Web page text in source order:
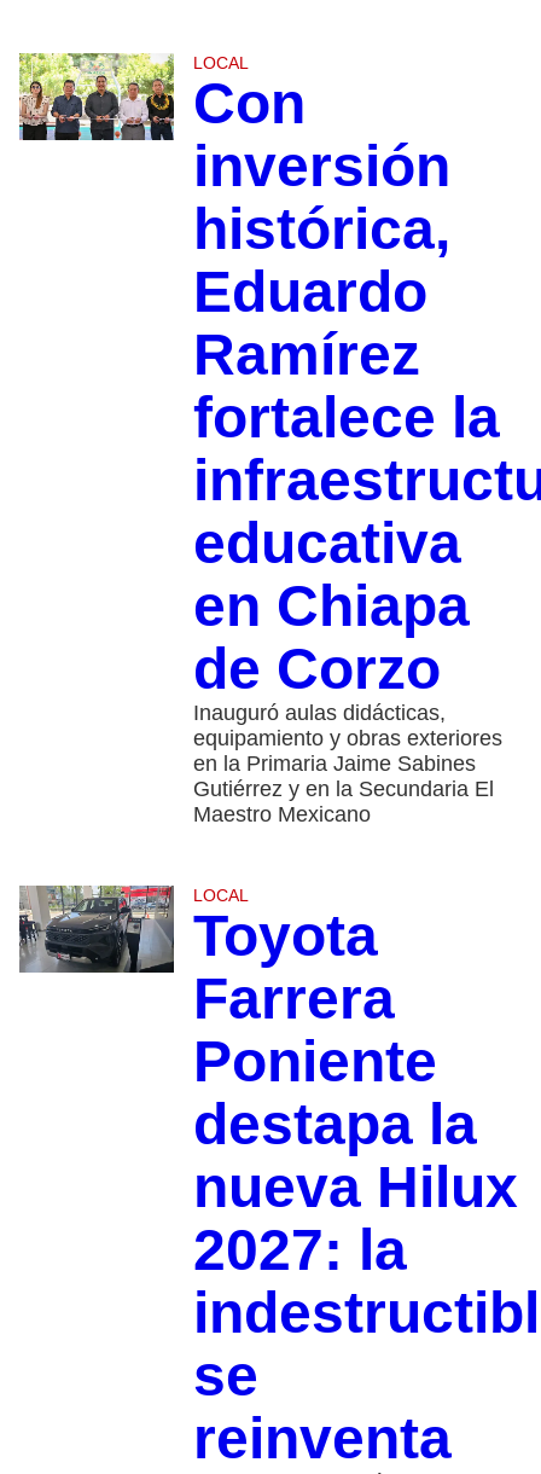
LOCAL
Con
inversión
histórica,
Eduardo
Ramírez
fortalece la
educativa
en Chiapa
de Corzo
Inauguró aulas didácticas,
equipamiento y obras exteriores
en la Primaria Jaime Sabines
Gutiérrez y en la Secundaria El
Maestro Mexicano
LOCAL
Toyota
Farrera
Poniente
destapa la
nueva Hilux
2027: la
se
reinventa